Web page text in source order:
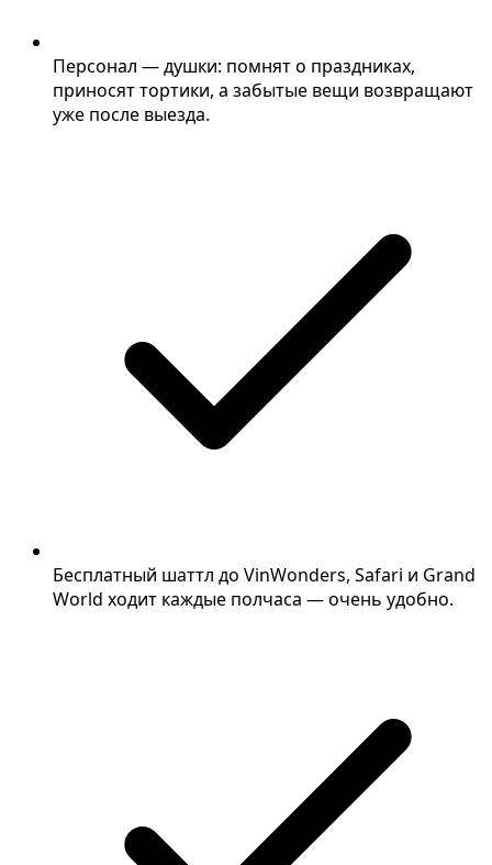
Персонал — душки: помнят о праздниках,
приносят тортики, а забытые вещи возвращают
уже после выезда.
Бесплатный шаттл до VinWonders, Safari и Grand
World ходит каждые полчаса — очень удобно.